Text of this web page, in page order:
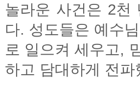
놀라운 사건은 2천
다. 성도들은 예수
로 일으켜 세우고,
하고 담대하게 전파